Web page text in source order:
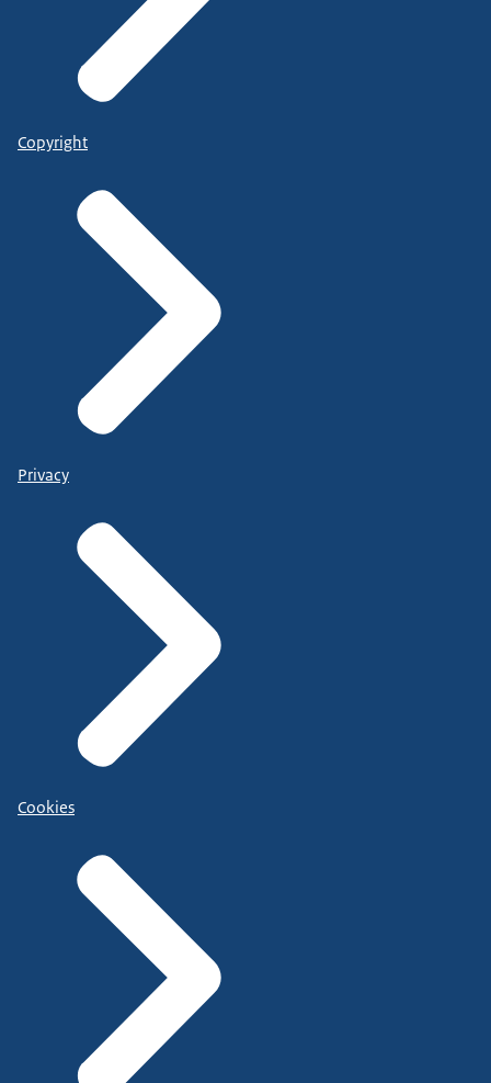
Copyright
Privacy
Cookies